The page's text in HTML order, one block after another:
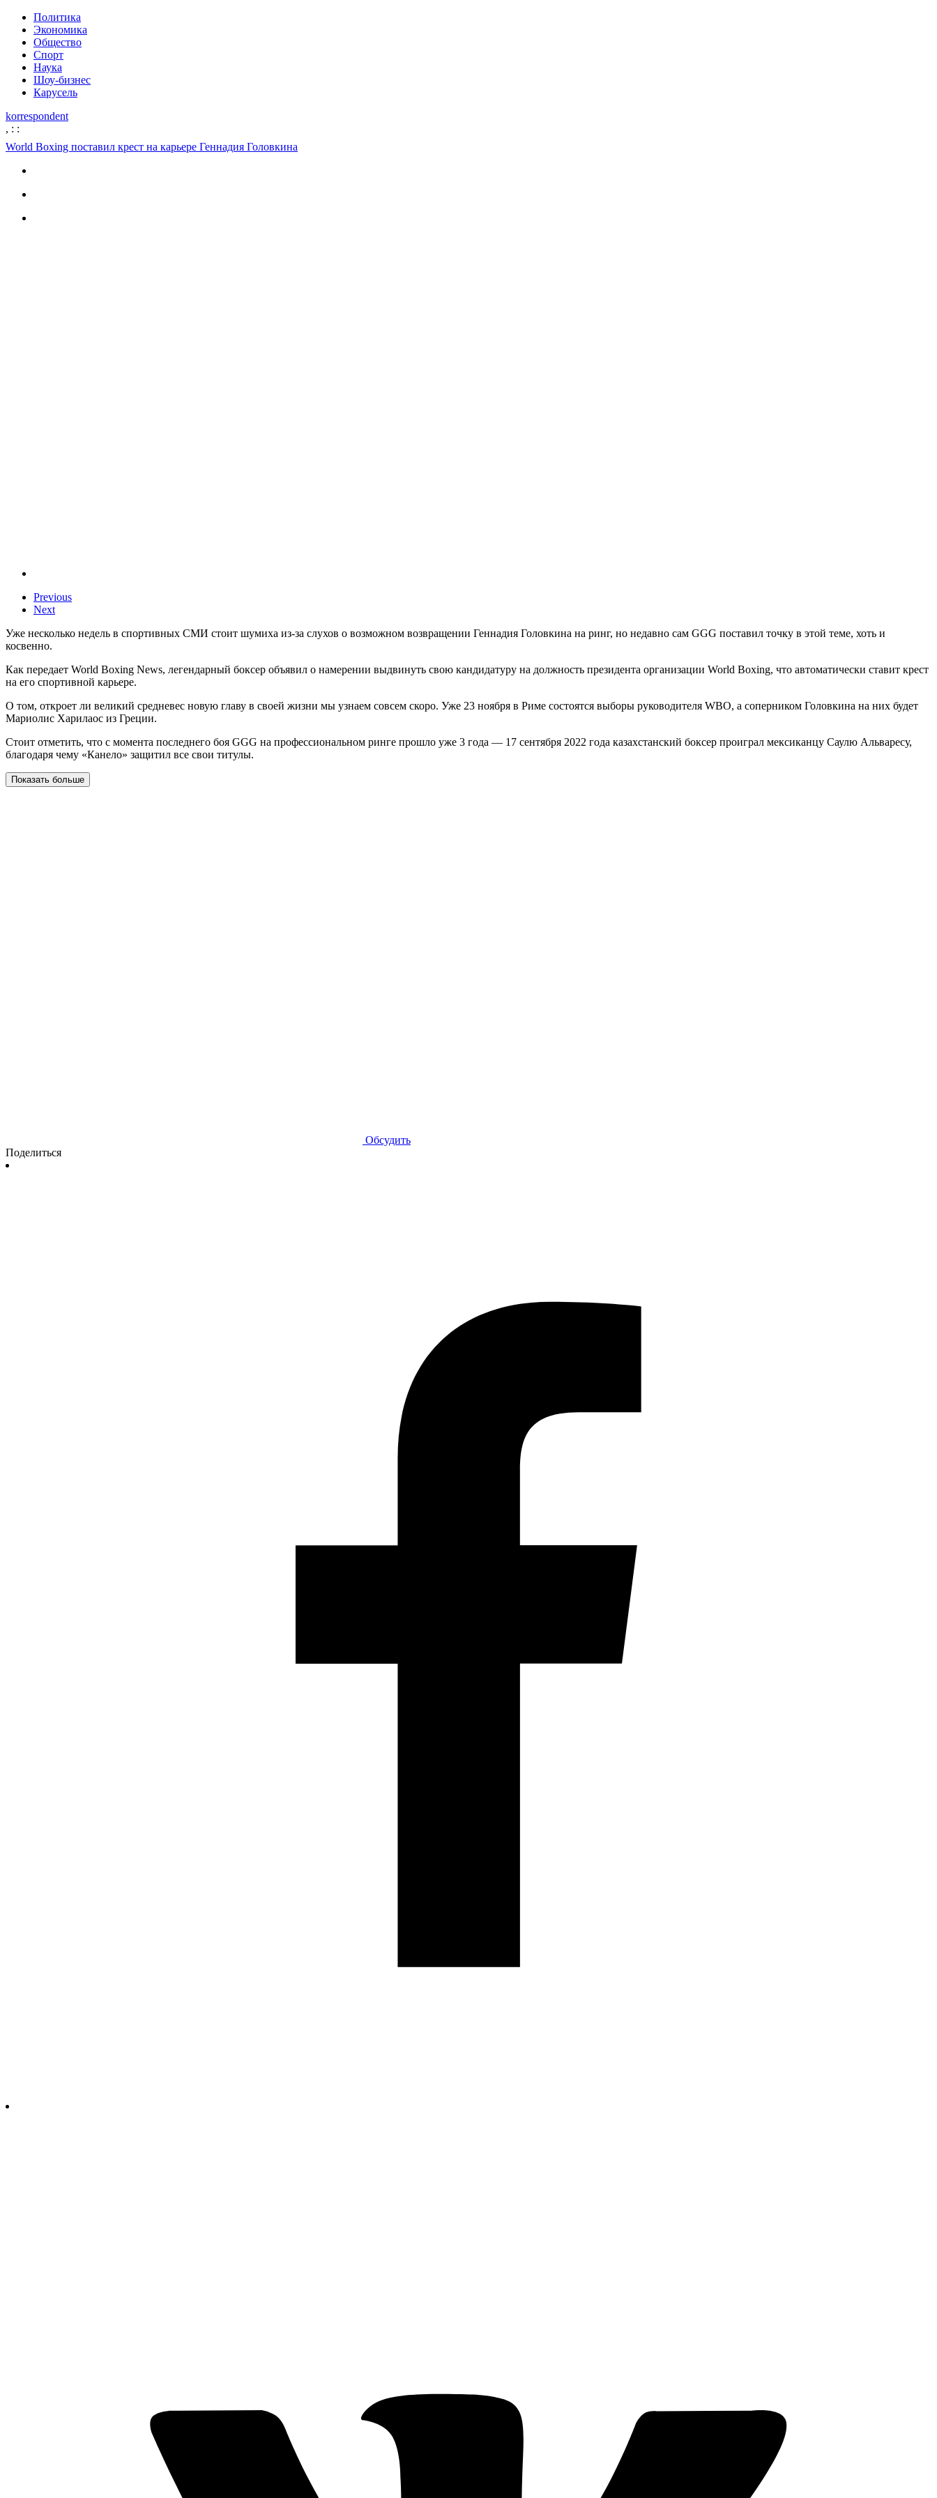
Политика
Экономика
Общество
Спорт
Наука
Шоу-бизнес
Карусель
korrespondent
, : :
World Boxing поставил крест на карьере Геннадия Головкина
Previous
Next
Уже несколько недель в спортивных СМИ стоит шумиха из-за слухов о возможном возвращении Геннадия Головкина на ринг, но недавно сам GGG поставил точку в этой теме, хоть и
косвенно.
Как передает World Boxing News, легендарный боксер объявил о намерении выдвинуть свою кандидатуру на должность президента организации World Boxing, что автоматически ставит крест
на его спортивной карьере.
О том, откроет ли великий средневес новую главу в своей жизни мы узнаем совсем скоро. Уже 23 ноября в Риме состоятся выборы руководителя WBO, а соперником Головкина на них будет
Мариолис Харилаос из Греции.
Стоит отметить, что с момента последнего боя GGG на профессиональном ринге прошло уже 3 года — 17 сентября 2022 года казахстанский боксер проиграл мексиканцу Саулю Альваресу,
благодаря чему «Канело» защитил все свои титулы.
Показать больше
Обсудить
Поделиться